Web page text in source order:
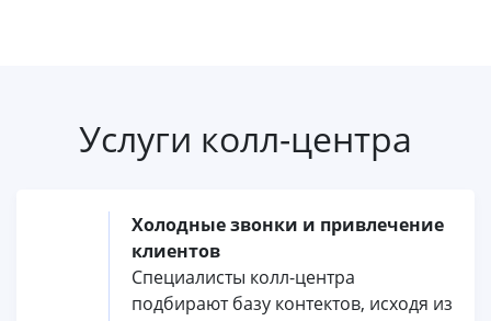
Услуги колл-центра
Холодные звонки и привлечение
клиентов
Специалисты колл-центра
подбирают базу контектов, исходя из